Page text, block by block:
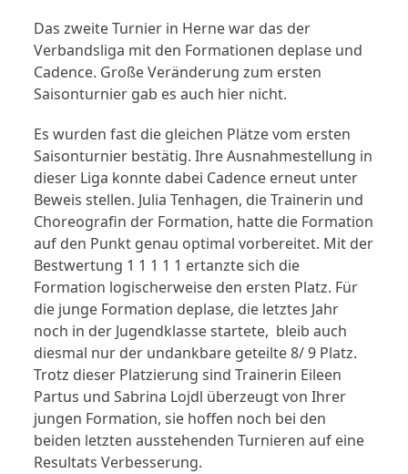
Das zweite Turnier in Herne war das der
Verbandsliga mit den Formationen deplase und
Cadence. Große Veränderung zum ersten
Saisonturnier gab es auch hier nicht.
Es wurden fast die gleichen Plätze vom ersten
Saisonturnier bestätig. Ihre Ausnahmestellung in
dieser Liga konnte dabei Cadence erneut unter
Beweis stellen. Julia Tenhagen, die Trainerin und
Choreografin der Formation, hatte die Formation
auf den Punkt genau optimal vorbereitet. Mit der
Bestwertung 1 1 1 1 1 ertanzte sich die
Formation logischerweise den ersten Platz. Für
die junge Formation deplase, die letztes Jahr
noch in der Jugendklasse startete, bleib auch
diesmal nur der undankbare geteilte 8/ 9 Platz.
Trotz dieser Platzierung sind Trainerin Eileen
Partus und Sabrina Lojdl überzeugt von Ihrer
jungen Formation, sie hoffen noch bei den
beiden letzten ausstehenden Turnieren auf eine
Resultats Verbesserung.